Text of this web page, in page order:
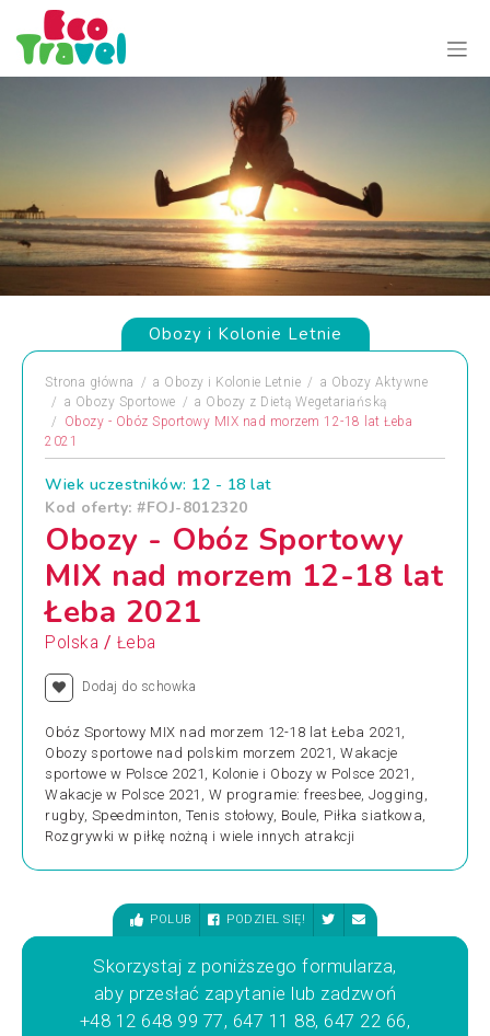
Obozy i Kolonie Letnie
Strona główna a Obozy i Kolonie Letnie a Obozy Aktywne
a Obozy Sportowe a Obozy z Dietą Wegetariańską
Obozy - Obóz Sportowy MIX nad morzem 12-18 lat Łeba
2021
Wiek uczestników: 12 - 18 lat
Kod oferty: #FOJ-8012320
Obozy - Obóz Sportowy
MIX nad morzem 12-18 lat
Łeba 2021
Polska / Łeba
Dodaj do schowka
Obóz Sportowy MIX nad morzem 12-18 lat Łeba 2021,
Obozy sportowe nad polskim morzem 2021, Wakacje
sportowe w Polsce 2021, Kolonie i Obozy w Polsce 2021,
Wakacje w Polsce 2021, W programie: freesbee, Jogging,
rugby, Speedminton, Tenis stołowy, Boule, Piłka siatkowa,
Rozgrywki w piłkę nożną i wiele innych atrakcji
POLUB PODZIEL SIĘ!
Skorzystaj z poniższego formularza,
aby przesłać zapytanie lub zadzwoń
+48 12 648 99 77, 647 11 88, 647 22 66,